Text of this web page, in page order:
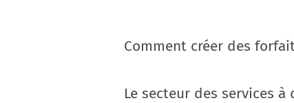
Comment créer des
Le secteur des services